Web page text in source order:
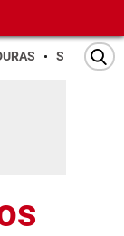
SAN PEDRO